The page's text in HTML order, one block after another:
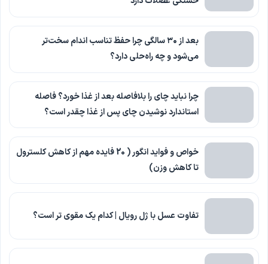
بعد از ۳۰ سالگی چرا حفظ تناسب اندام سخت‌تر
می‌شود و چه راه‌حلی دارد؟
چرا نباید چای را بلافاصله بعد از غذا خورد؟ فاصله
استاندارد نوشیدن چای پس از غذا چقدر است؟
خواص و فواید انگور ( 20 فایده مهم از کاهش کلسترول
تا کاهش وزن)
تفاوت عسل با ژل رویال | کدام یک مقوی تر است؟